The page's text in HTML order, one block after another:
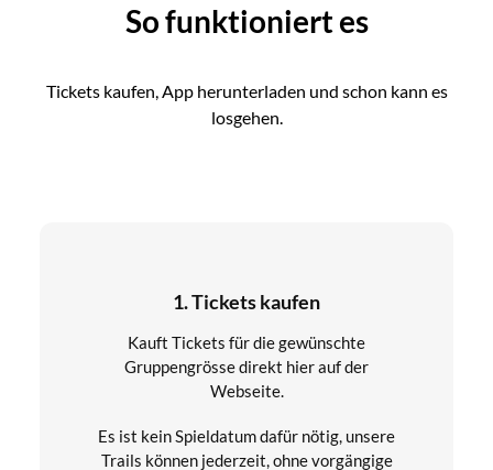
So funktioniert es
Tickets kaufen, App herunterladen und schon kann es
losgehen.
1. Tickets kaufen
Kauft Tickets für die gewünschte
Gruppengrösse direkt hier auf der
Webseite.
Es ist kein Spieldatum dafür nötig, unsere
Trails können jederzeit, ohne vorgängige